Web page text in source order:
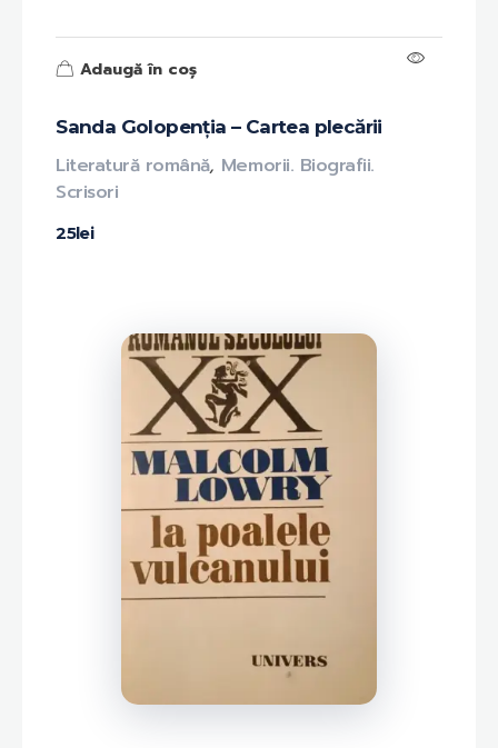
Sanda Golopenția – Cartea plecării
25lei
Literatură română, Memorii. Biografii.
Scrisori
Adaugă în coș